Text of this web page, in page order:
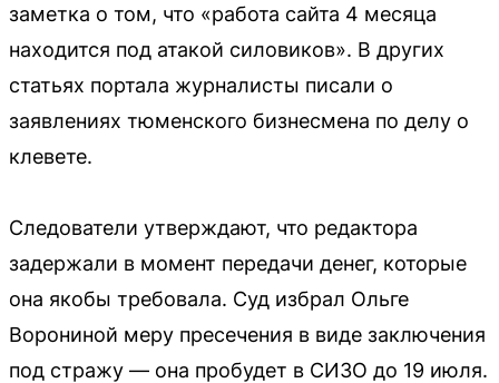
заметка о том, что «работа сайта 4 месяца
находится под атакой силовиков». В других
статьях портала журналисты писали о
заявлениях тюменского бизнесмена по делу о
клевете.
Следователи утверждают, что редактора
задержали в момент передачи денег, которые
она якобы требовала. Суд избрал Ольге
Ворониной меру пресечения в виде заключения
под стражу — она пробудет в СИЗО до 19 июля.